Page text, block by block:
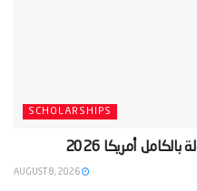
SCHOLARSHIPS